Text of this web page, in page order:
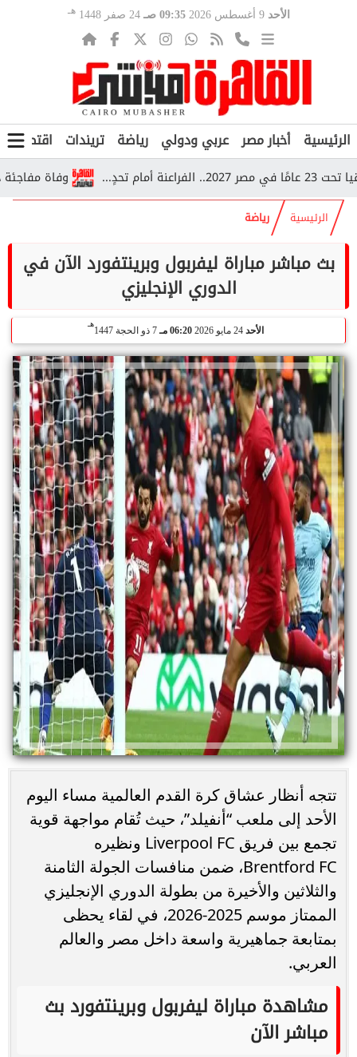
الأحد 9 أغسطس 2026 09:35 صـ 24 صفر 1448 هـ
الرئيسية أخبار مصر عربي ودولي رياضة تريندات اقتصاد
وفاة مفاجئة داخل قطار بأسيوط.. 5 أطفال
الرئيسية رياضة
بث مباشر مباراة ليفربول وبرينتفورد الآن في
الدوري الإنجليزي
الأحد 24 مايو 2026 06:20 مـ 7 ذو الحجة 1447
هـ
تتجه أنظار عشاق كرة القدم العالمية مساء اليوم
الأحد إلى ملعب “أنفيلد”، حيث تُقام مواجهة قوية
تجمع بين فريق Liverpool FC ونظيره
Brentford FC، ضمن منافسات الجولة الثامنة
والثلاثين والأخيرة من بطولة الدوري الإنجليزي
الممتاز موسم 2025-2026، في لقاء يحظى
بمتابعة جماهيرية واسعة داخل مصر والعالم
العربي.
مشاهدة مباراة ليفربول وبرينتفورد بث
مباشر الآن